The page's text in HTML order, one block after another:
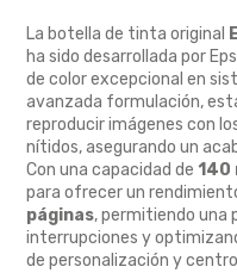
La botella de tinta original
ha sido desarrollada por
de color excepcional en
avanzada formulación,
reproducir imágenes con
nítidos, asegurando un
Con una capacidad de 140
para ofrecer un
páginas, permitiendo una
interrupciones y
de personalización y